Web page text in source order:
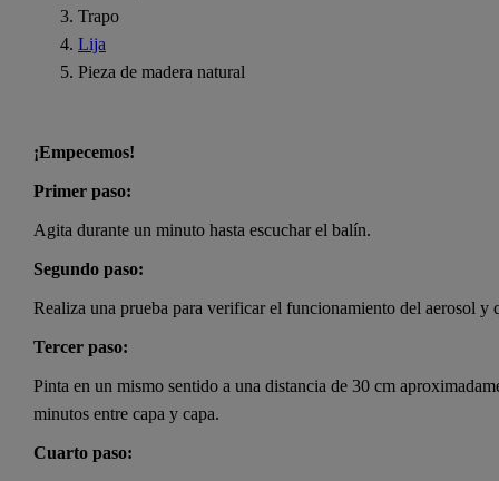
Trapo
Lija
Pieza de madera natural
¡Empecemos!
Primer paso:
Agita durante un minuto hasta escuchar el balín.
Segundo paso:
Realiza una prueba para verificar el funcionamiento del aerosol y
Tercer paso:
Pinta en un mismo sentido a una distancia de 30 cm
minutos entre capa y capa.
Cuarto paso: